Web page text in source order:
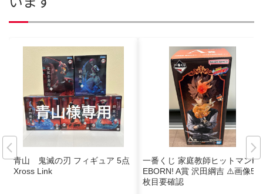
青山 鬼滅の刃 フィギュア 5点
Xross Link
一番くじ 家庭教師ヒットマンR
EBORN! A賞 沢田綱吉 ⚠️画像5
枚目要確認